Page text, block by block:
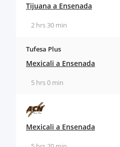
Tijuana a Ensenada
2 hrs 30 min
Tufesa Plus
Mexicali a Ensenada
5 hrs 0 min
Mexicali a Ensenada